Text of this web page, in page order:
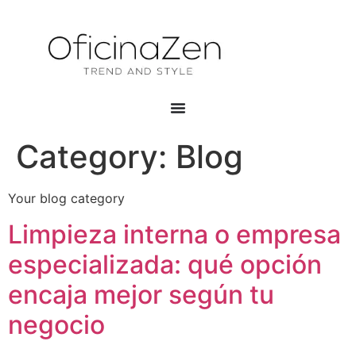
Category: Blog
Your blog category
Limpieza interna o empresa
especializada: qué opción
encaja mejor según tu
negocio